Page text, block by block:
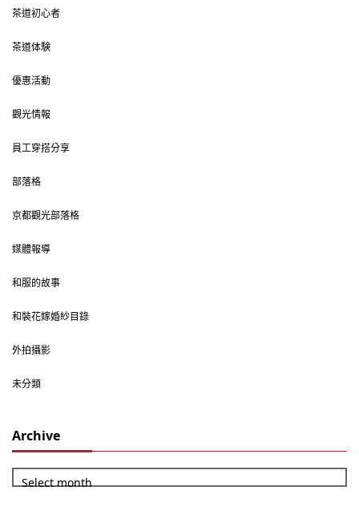
茶道初心者
茶道体験
優惠活動
觀光情報
員工穿搭分享
部落格
京都觀光部落格
媒體報導
和服的故事
和裝花嫁婚紗目錄
外拍攝影
未分類
Archive
Select month